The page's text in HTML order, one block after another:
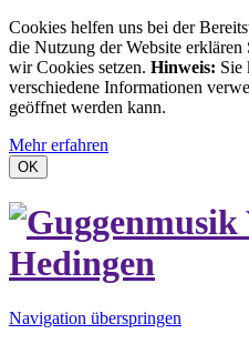
Cookies helfen uns bei der
die Nutzung der Website erklären
wir Cookies setzen. Hinweis: Sie
verschiedene Informationen
geöffnet werden kann.
Mehr erfahren
OK
Navigation überspringen